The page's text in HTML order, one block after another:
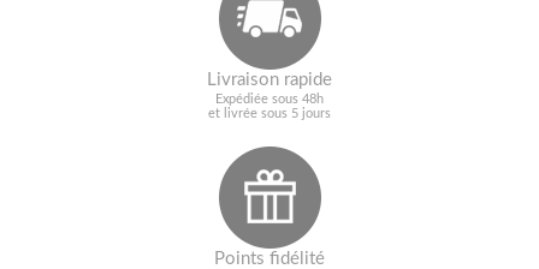
Livraison rapide
Expédiée sous 48h
et livrée sous 5 jours
Points fidélité